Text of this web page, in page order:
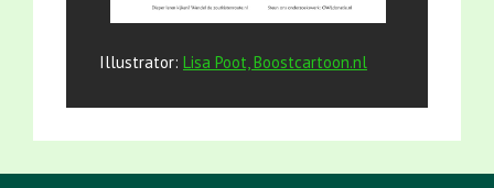
Illustrator: Lisa Poot, Boostcartoon.nl